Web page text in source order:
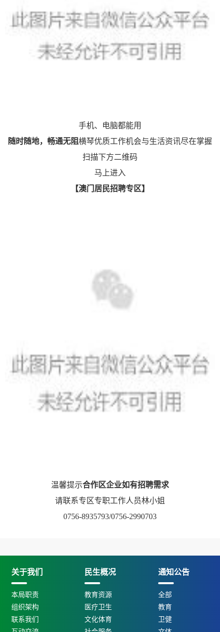
手机、电脑都能用
随时随地，畅通无阻横琴优质工作机会与生活资讯尽在掌握
扫描下方二维码
马上进入
【澳门居民招聘专区】
温馨提示合作区企业如有招聘需求
请联系专区专职工作人员林小姐
0756-8935793/0756-2990703
关于我们
本局职责
组织架构
联系我们
民生概况
教育资源
医疗卫生
文化体育
通知公告
全部
教育
卫健